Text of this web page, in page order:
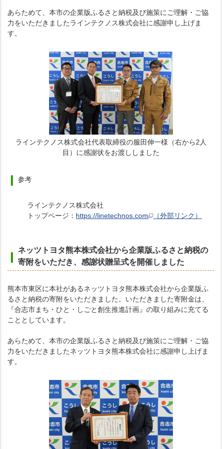
あらためて、本市の企業版ふるさと納税及び施策にご理解・ご協
力をいただきましたラインテクノス株式会社に感謝申し上げま
す。
ラインテクノス株式会社代表取締役の服田伸一様（右から2人
目）に感謝状をお渡ししました
参考
ラインテクノス株式会社
トップページ： https://linetechnos.com （外部リンク）
ネッツトヨタ熊本株式会社から企業版ふるさと納税の
寄附をいただき、感謝状贈呈式を開催しました
熊本市東区に本社があるネッツトヨタ熊本株式会社から企業版ふ
るさと納税の寄附をいただきました。いただきました寄附金は、
『合志市まち・ひと・しごと創生推進計画』の取り組みに充てる
こととしています。
あらためて、本市の企業版ふるさと納税及び施策にご理解・ご協
力をいただきましたネッツトヨタ熊本株式会社に感謝申し上げま
す。